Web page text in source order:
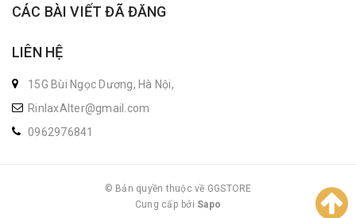
CÁC BÀI VIẾT ĐÃ ĐĂNG
LIÊN HỆ
15G Bùi Ngọc Dương, Hà Nội,
RinlaxAlter@gmail.com
0962976841
© Bản quyền thuộc về GGSTORE
|
Cung cấp bởi Sapo